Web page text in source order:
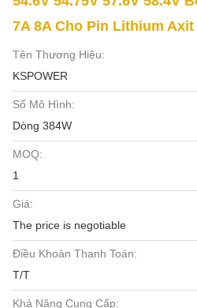
7A 8A Cho Pin Lithium
Tên Thương Hiệu:
KSPOWER
Số Mô Hình:
Dòng 384W
MOQ:
1
Giá:
The price is negotiable
Điều Khoản Thanh Toán:
T/T
Khả Năng Cung Cấp: